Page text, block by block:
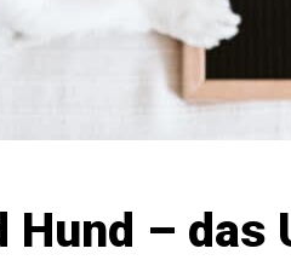
Hund – das